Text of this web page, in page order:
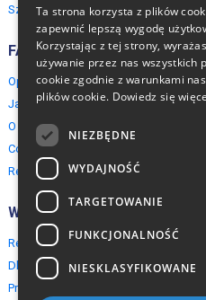
Szwajcaria
FAQ
Opinie naszych klientów
Jak rezerwować?
O EuropeMountains.com
Cookies, Prywatność, Bezpieczeństwo
Regulamin
Współpraca
Rezerwacja grupowa
Dla agentów turystycznych
Program partnerski
Ta strona korzysta z plików
zapewnić lepszą wygodę
Korzystając z tej strony,
używanie przez nas wszystkich
cookie zgodnie z warunkami
plików cookie. Dowiedz się
NIEZBĘDNE
WYDAJNOŚĆ
TARGETOWANIE
FUNKCJONALNOŚĆ
NIESKLASYFIKOWANE